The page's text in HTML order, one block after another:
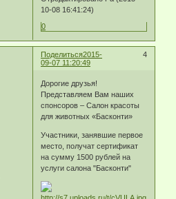
10-08 16:41:24)
0
Поделиться 4
2015-
09-07 11:20:49
Дорогие друзья!
Представляем Вам наших
спонсоров – Салон красоты
для животных «Басконти»
Участники, занявшие первое
место, получат сертификат
на сумму 1500 рублей на
услуги салона "Басконти"